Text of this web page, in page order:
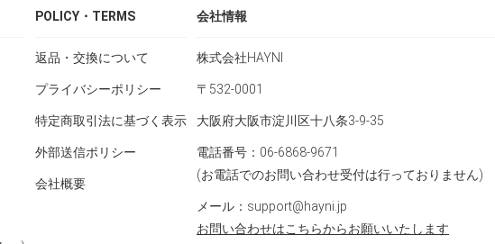
POLICY・TERMS
返品・交換について
プライバシーポリシー
特定商取引法に基づく表示
外部送信ポリシー
会社概要
会社情報
株式会社HAYNI
〒532-0001
大阪府大阪市淀川区十八条3-9-35
電話番号：06-6868-9671
(お電話でのお問い合わせ受付は行っておりません)
メール：support@hayni.jp
お問い合わせはこちらからお願いいたします